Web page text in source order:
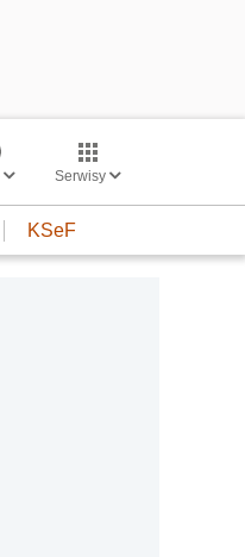
Serwisy
KSeF